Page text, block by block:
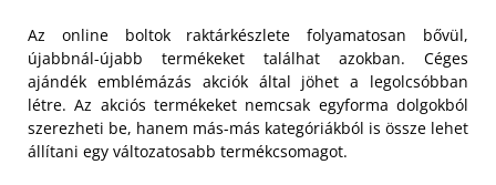
Az online boltok raktárkészlete folyamatosan bővül,
újabbnál-újabb termékeket találhat azokban. Céges
ajándék emblémázás akciók által jöhet a legolcsóbban
létre. Az akciós termékeket nemcsak egyforma dolgokból
szerezheti be, hanem más-más kategóriákból is össze lehet
állítani egy változatosabb termékcsomagot.